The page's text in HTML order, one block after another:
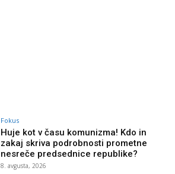
Fokus
Huje kot v času komunizma! Kdo in
zakaj skriva podrobnosti prometne
nesreče predsednice republike?
8. avgusta, 2026